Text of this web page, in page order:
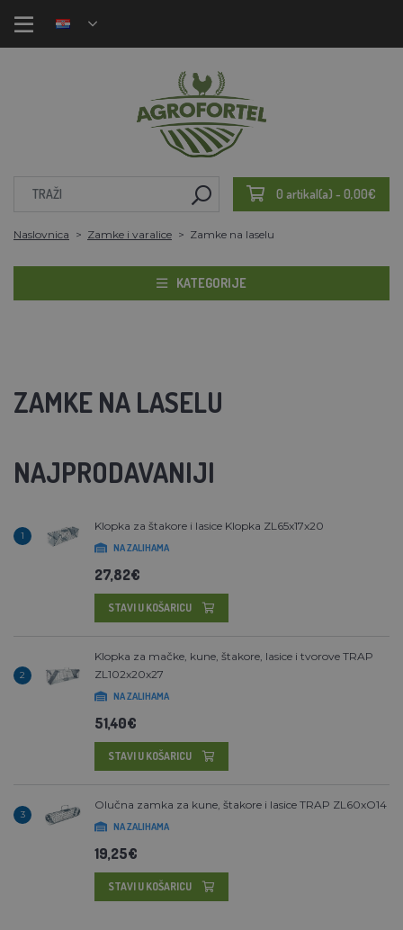
0 artikal(a) - 0,00€
Naslovnica Zamke i varalice Zamke na laselu
KATEGORIJE
ZAMKE NA LASELU
NAJPRODAVANIJI
1
Klopka za štakore i lasice Klopka ZL65x17x20
NA ZALIHAMA
27,82€
STAVI U KOŠARICU
2
Klopka za mačke, kune, štakore, lasice i tvorove TRAP
ZL102x20x27
NA ZALIHAMA
51,40€
STAVI U KOŠARICU
3
Olučna zamka za kune, štakore i lasice TRAP ZL60xO14
NA ZALIHAMA
19,25€
STAVI U KOŠARICU